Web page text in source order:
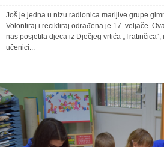
Još je jedna u nizu radionica marljive grupe
Volontiraj i recikliraj odrađena je 17. veljače.
nas posjetila djeca iz Dječjeg vrtića
učenici...